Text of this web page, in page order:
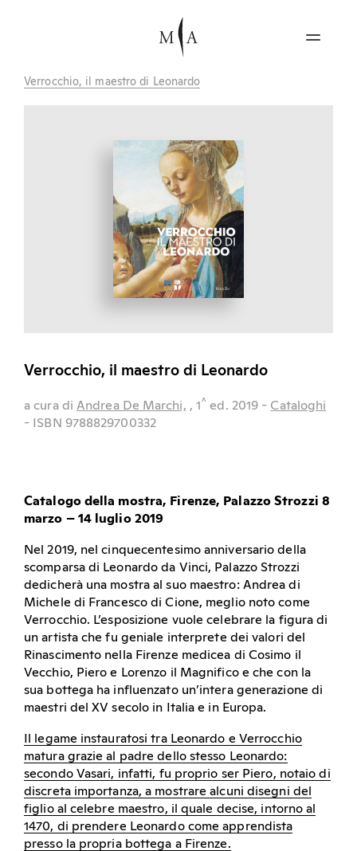
Verrocchio, il maestro di Leonardo
Verrocchio, il maestro di Leonardo
a cura di Andrea De Marchi, , 1^ ed. 2019 - Cataloghi
- ISBN 9788829700332
Catalogo della mostra, Firenze, Palazzo Strozzi 8
marzo – 14 luglio 2019
Nel 2019, nel cinquecentesimo anniversario della
scomparsa di Leonardo da Vinci, Palazzo Strozzi
dedicherà una mostra al suo maestro: Andrea di
Michele di Francesco di Cione, meglio noto come
Verrocchio. L’esposizione vuole celebrare la figura di
un artista che fu geniale interprete dei valori del
Rinascimento nella Firenze medicea di Cosimo il
Vecchio, Piero e Lorenzo il Magnifico e che con la
sua bottega ha influenzato un’intera generazione di
maestri del XV secolo in Italia e in Europa.
Il legame instauratosi tra Leonardo e Verrocchio
matura grazie al padre dello stesso Leonardo:
secondo Vasari, infatti, fu proprio ser Piero, notaio di
discreta importanza, a mostrare alcuni disegni del
figlio al celebre maestro, il quale decise, intorno al
1470, di prendere Leonardo come apprendista
presso la propria bottega a Firenze.